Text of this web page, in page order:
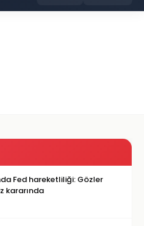
Fed hareketliliği: Gözler
kararında